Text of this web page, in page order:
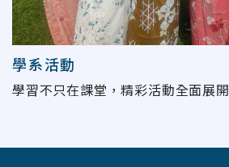
學系活動
學習不只在課堂，精彩活動全面展開